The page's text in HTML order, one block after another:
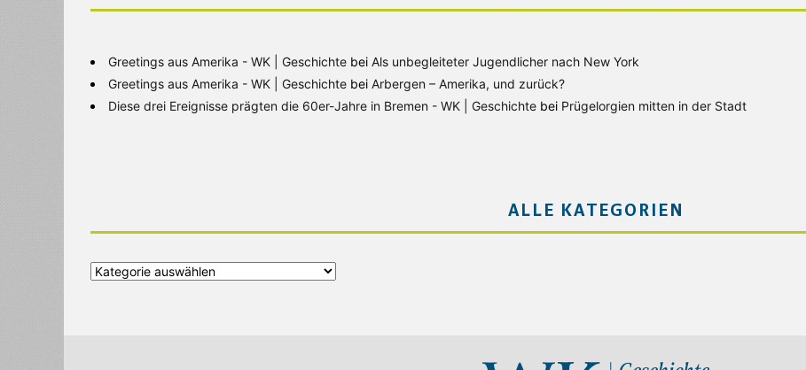
Greetings aus Amerika - WK | Geschichte bei Als unbegleiteter Jugendlicher nach New York
Greetings aus Amerika - WK | Geschichte bei Arbergen – Amerika, und zurück?
Diese drei Ereignisse prägten die 60er-Jahre in Bremen - WK | Geschichte bei Prügelorgien mitten in der Stadt
ALLE KATEGORIEN
Alle